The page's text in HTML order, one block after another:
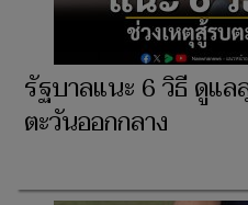
รัฐบาลแนะ 6 วิธี ดูแล
ตะวันออกกลาง